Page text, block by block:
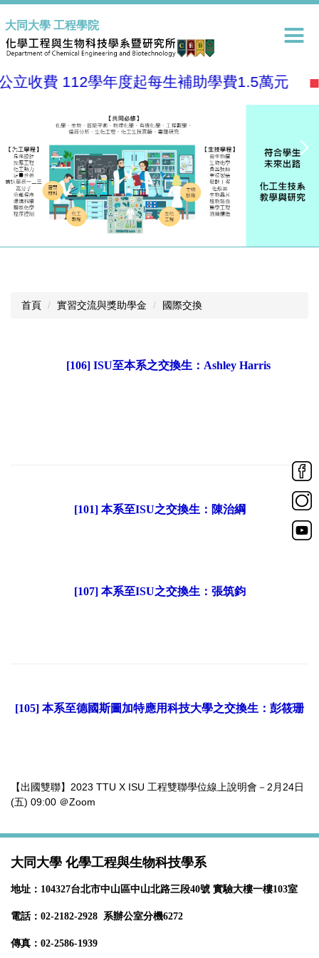
到
主
要
容
大同大學 工程學院
立收費 112學年度起每生補助學費1.5萬元
首頁 實習交流與獎助學金 國際交換
[106] ISU至本系之交換生：Ashley Harris
[101] 本系至ISU之交換生：陳治綱
[107] 本系至ISU之交換生：張筑鈞
[105] 本系至德國斯圖加特應用科技大學之交換生：彭筱珊
【出國雙聯】2023 TTU X ISU 工程雙聯學位線上說明會－2月24日
(五) 09:00 ＠Zoom
大同大學 化學工程與生物科技學系
地址：104327台北市中山區中山北路三段40號 實驗大樓一樓103室
電話：02-2182-2928 系辦公室分機6272
傳真：02-2586-1939